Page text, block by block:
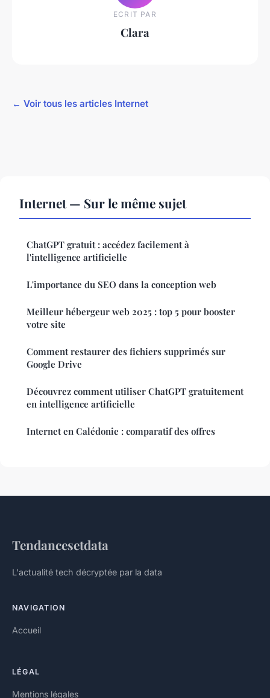
ECRIT PAR
Clara
← Voir tous les articles Internet
Internet — Sur le même sujet
ChatGPT gratuit : accédez facilement à
l'intelligence artificielle
L'importance du SEO dans la conception web
Meilleur hébergeur web 2025 : top 5 pour booster
votre site
Comment restaurer des fichiers supprimés sur
Google Drive
Découvrez comment utiliser ChatGPT gratuitement
en intelligence artificielle
Internet en Calédonie : comparatif des offres
Tendancesetdata
L'actualité tech décryptée par la data
NAVIGATION
Accueil
LÉGAL
Mentions légales